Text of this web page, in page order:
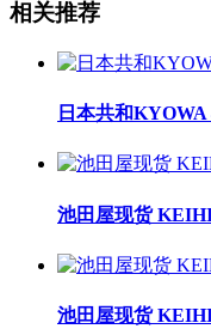
相关推荐
日本共和
池田屋现货
池田屋现货